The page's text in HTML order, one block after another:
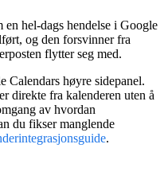
hel-dags hendelse i Google
og den forsvinner fra
flytter seg med.
Calendars høyre sidepanel.
direkte fra kalenderen uten å
av hvordan
du fikser manglende
.